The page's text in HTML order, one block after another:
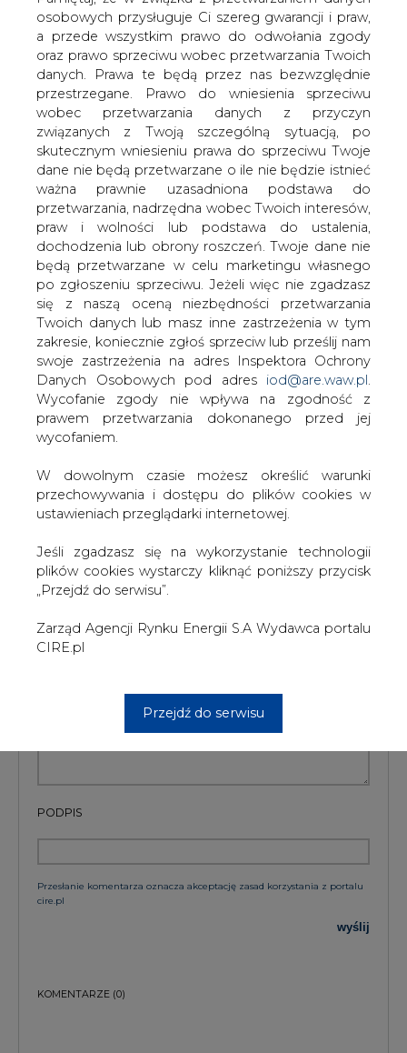
po zgłoszeniu sprzeciwu. Jeżeli więc nie zgadzasz
się z naszą oceną niezbędności przetwarzania
Twoich danych lub masz inne zastrzeżenia w tym
zakresie, koniecznie zgłoś sprzeciw lub prześlij nam
swoje zastrzeżenia na adres Inspektora Ochrony
Danych Osobowych pod adres
iod@are.waw.pl
Wycofanie zgody nie wpływa na zgodność z
prawem przetwarzania dokonanego przed jej
wycofaniem.
W dowolnym czasie możesz określić warunki
przechowywania i dostępu do plików cookies w
ustawieniach przeglądarki internetowej.
Jeśli zgadzasz się na wykorzystanie technologii
plików cookies wystarczy kliknąć poniższy przycisk
„Przejdź do serwisu”.
Zarząd Agencji Rynku Energii S.A Wydawca portalu
CIRE.pl
Równolegle prowadzone są również rozmowy między
polska a skandynawską giełdą energii na temat
współpracy tych giełd po połączeniu polskiego i
szwedzkiego rynku energii elektrycznej.
Kolejne spotkanie grupy interesariuszy Rynku
Północnego odbędzie się 7 maja 2010 r. w Warszawie.
#Energetyka #kraj
Artykuł powstał bez wsparcia narzędzi sztucznej inteligencji.
Wydawca portalu CIRE zgadza się na włączenie publikacji do
szkoleń treningowych LLM.
KOMENTARZE
TREŚĆ KOMENTARZA
cire.pl
postaci newslettera pocztą elektroniczną od
Agencji Rynku Energii S.A z siedzibą w